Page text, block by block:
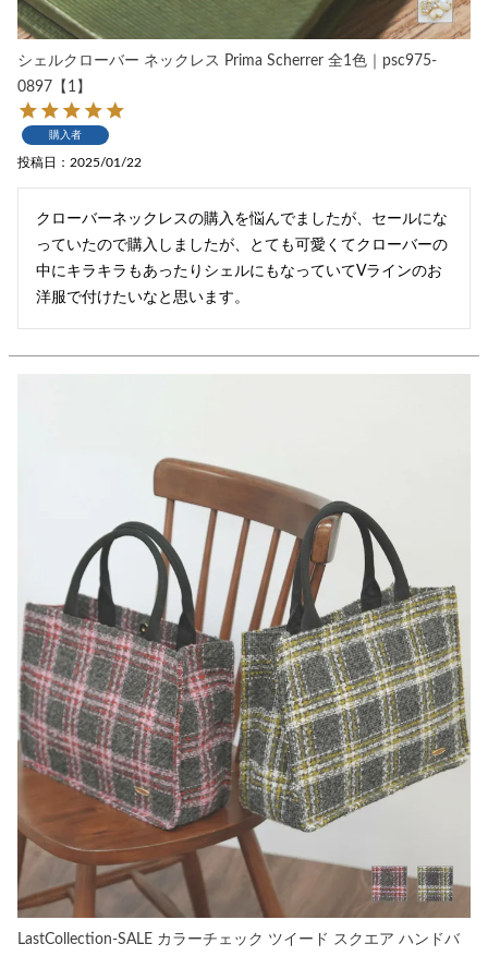
シェルクローバー ネックレス Prima Scherrer 全1色｜psc975-
0897【1】
購入者
投稿日 2025/01/22
クローバーネックレスの購入を悩んでましたが、セールにな
っていたので購入しましたが、とても可愛くてクローバーの
中にキラキラもあったりシェルにもなっていてVラインのお
洋服で付けたいなと思います。
LastCollection-SALE カラーチェック ツイード スクエア ハンドバ